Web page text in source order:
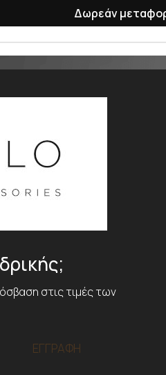
στις τιμές των
ΕΓΓΡΑΦΗ
Δωρεάν
308mm